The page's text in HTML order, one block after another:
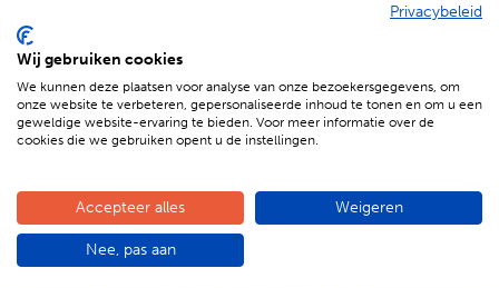
Compleet is ook écht compleet!
Frisse salades,
Privacybeleid
Wij gebruiken cookies
We kunnen deze plaatsen voor analyse van onze bezoekersgegevens, om
onze website te verbeteren, gepersonaliseerde inhoud te tonen en om u een
geweldige website-ervaring te bieden. Voor meer informatie over de
cookies die we gebruiken opent u de instellingen.
Accepteer alles Weigeren
Nee, pas aan